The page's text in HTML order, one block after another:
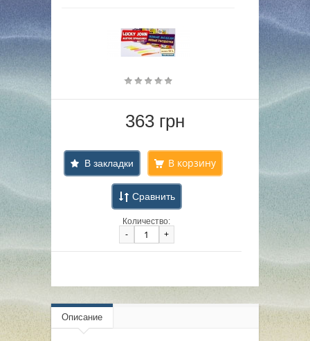
363 грн
В закладки
Сравнить
Количество:
-
+
Описание